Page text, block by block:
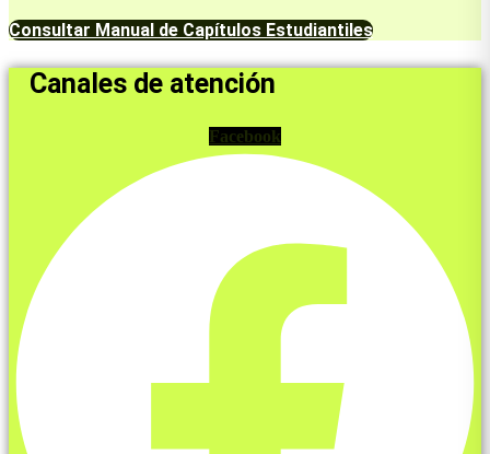
Consultar Manual de Capítulos Estudiantiles
Canales de atención
Facebook